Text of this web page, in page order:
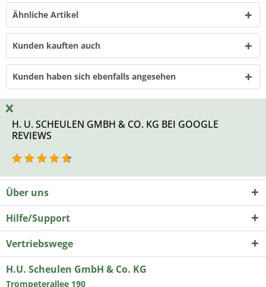
Ähnliche Artikel
Kunden kauften auch
Kunden haben sich ebenfalls angesehen
H. U. SCHEULEN GMBH & CO. KG BEI GOOGLE
REVIEWS
Über uns
Hilfe/Support
Vertriebswege
H.U. Scheulen GmbH & Co. KG
Trompeterallee 190